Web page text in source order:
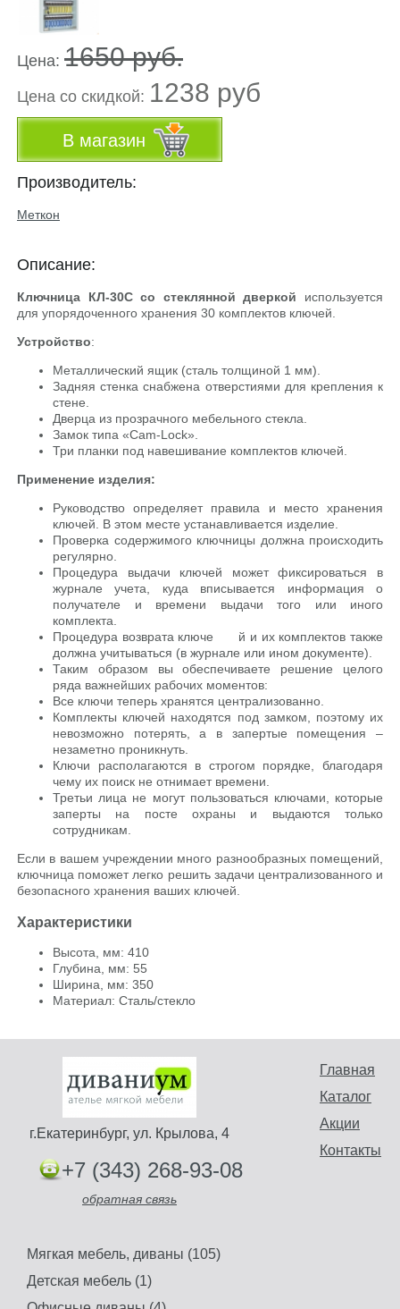
Цена: 1650 руб.
Цена co скидкой: 1238 руб
В магазин
Производитель:
Меткон
Описание:
Ключница КЛ-30С со стеклянной дверкой используется
для упорядоченного хранения 30 комплектов ключей.
Устройство:
Металлический ящик (сталь толщиной 1 мм).
Задняя стенка снабжена отверстиями для крепления к
стене.
Дверца из прозрачного мебельного стекла.
Замок типа «Cam-Lock».
Три планки под навешивание комплектов ключей.
Применение изделия:
Руководство определяет правила и место хранения
ключей. В этом месте устанавливается изделие.
Проверка содержимого ключницы должна происходить
регулярно.
Процедура выдачи ключей может фиксироваться в
журнале учета, куда вписывается информация о
получателе и времени выдачи того или иного
комплекта.
Процедура возврата ключе й и их комплектов также
должна учитываться (в журнале или ином документе).
Таким образом вы обеспечиваете решение целого
ряда важнейших рабочих моментов:
Все ключи теперь хранятся централизованно.
Комплекты ключей находятся под замком, поэтому их
невозможно потерять, а в запертые помещения –
незаметно проникнуть.
Ключи располагаются в строгом порядке, благодаря
чему их поиск не отнимает времени.
Третьи лица не могут пользоваться ключами, которые
заперты на посте охраны и выдаются только
сотрудникам.
Если в вашем учреждении много разнообразных помещений,
ключница поможет легко решить задачи централизованного и
безопасного хранения ваших ключей.
Характеристики
Высота, мм: 410
Глубина, мм: 55
Ширина, мм: 350
Материал: Сталь/стекло
Главная
Каталог
Акции
Контакты
г.Екатеринбург, ул. Крылова, 4
+7 (343) 268-93-08
обратная связь
Мягкая мебель, диваны (105)
Детская мебель (1)